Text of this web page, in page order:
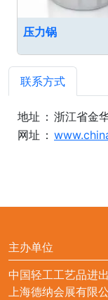
压力锅
联系方式
地址 ： 浙江省金
网址 ：
主办单位
中国轻工工艺品进
上海德纳会展有限